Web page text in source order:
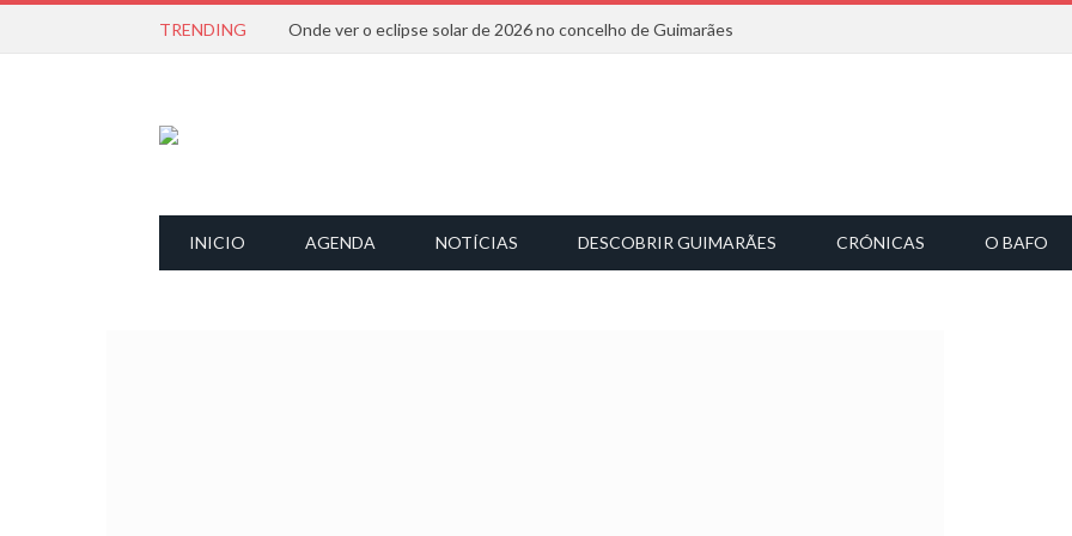
TRENDING Onde ver o eclipse solar de 2026 no concelho de Guimarães
INICIO AGENDA NOTÍCIAS DESCOBRIR GUIMARÃES CRÓNICAS O BAFO